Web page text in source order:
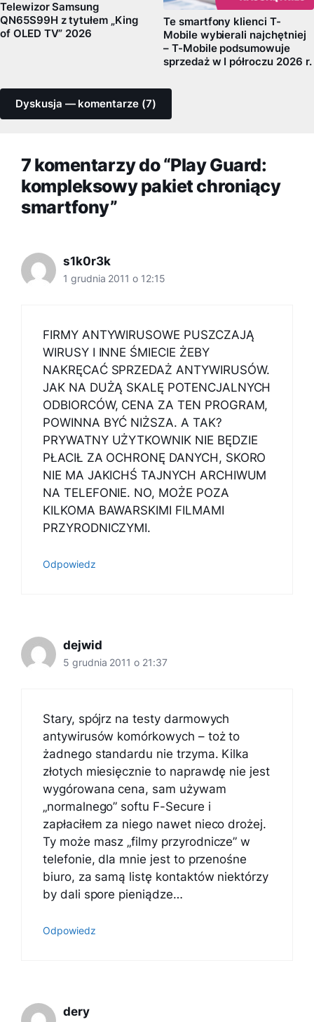
Telewizor Samsung
QN65S99H z tytułem „King
of OLED TV” 2026
Te smartfony klienci T-
Mobile wybierali najchętniej
– T-Mobile podsumowuje
sprzedaż w I półroczu 2026 r.
Dyskusja — komentarze (7)
7 komentarzy do “Play Guard:
kompleksowy pakiet chroniący
smartfony”
s1k0r3k
1 grudnia 2011 o 12:15
FIRMY ANTYWIRUSOWE PUSZCZAJĄ
WIRUSY I INNE ŚMIECIE ŻEBY
NAKRĘCAĆ SPRZEDAŻ ANTYWIRUSÓW.
JAK NA DUŻĄ SKALĘ POTENCJALNYCH
ODBIORCÓW, CENA ZA TEN PROGRAM,
POWINNA BYĆ NIŻSZA. A TAK?
PRYWATNY UŻYTKOWNIK NIE BĘDZIE
PŁACIŁ ZA OCHRONĘ DANYCH, SKORO
NIE MA JAKICHŚ TAJNYCH ARCHIWUM
NA TELEFONIE. NO, MOŻE POZA
KILKOMA BAWARSKIMI FILMAMI
PRZYRODNICZYMI.
Odpowiedz
dejwid
5 grudnia 2011 o 21:37
Stary, spójrz na testy darmowych
antywirusów komórkowych – toż to
żadnego standardu nie trzyma. Kilka
złotych miesięcznie to naprawdę nie jest
wygórowana cena, sam używam
„normalnego” softu F-Secure i
zapłaciłem za niego nawet nieco drożej.
Ty może masz „filmy przyrodnicze” w
telefonie, dla mnie jest to przenośne
biuro, za samą listę kontaktów niektórzy
by dali spore pieniądze…
Odpowiedz
dery